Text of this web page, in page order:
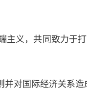
义，共同致力于打
对国际经济关系造